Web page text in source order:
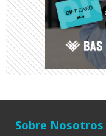
Sobre Nosotros